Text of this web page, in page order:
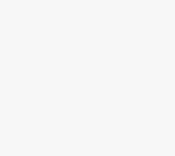
się na podstawie umowy
danych na podstawie art. 21
celów wynikających z
szczególną sytuacją. W razie